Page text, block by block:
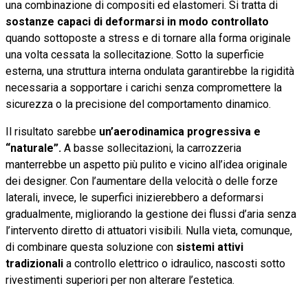
una combinazione di compositi ed elastomeri. Si tratta di
sostanze capaci di deformarsi in modo controllato
quando sottoposte a stress e di tornare alla forma originale
una volta cessata la sollecitazione. Sotto la superficie
esterna, una struttura interna ondulata garantirebbe la rigidità
necessaria a sopportare i carichi senza compromettere la
sicurezza o la precisione del comportamento dinamico.
Il risultato sarebbe un’aerodinamica progressiva e
“naturale”. A basse sollecitazioni, la carrozzeria
manterrebbe un aspetto più pulito e vicino all’idea originale
dei designer. Con l’aumentare della velocità o delle forze
laterali, invece, le superfici inizierebbero a deformarsi
gradualmente, migliorando la gestione dei flussi d’aria senza
l’intervento diretto di attuatori visibili. Nulla vieta, comunque,
di combinare questa soluzione con sistemi attivi
tradizionali a controllo elettrico o idraulico, nascosti sotto
rivestimenti superiori per non alterare l’estetica.